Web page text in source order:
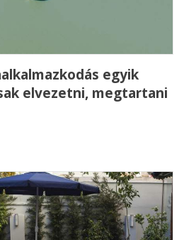
egyik
elvezetni, megtartani